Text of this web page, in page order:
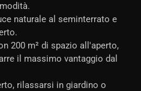
naturale al seminterrato e
200 m² di spazio all'aperto,
il massimo vantaggio dal
rilassarsi in giardino o